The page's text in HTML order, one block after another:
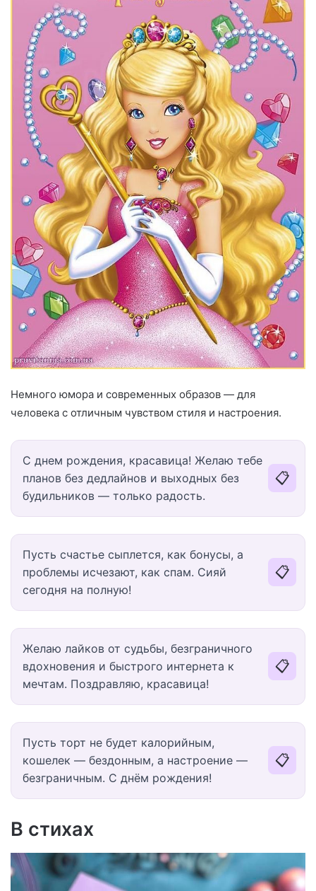
Немного юмора и современных образов — для
человека с отличным чувством стиля и настроения.
С днем рождения, красавица! Желаю тебе
планов без дедлайнов и выходных без
будильников — только радость.
📋
Пусть счастье сыплется, как бонусы, а
проблемы исчезают, как спам. Сияй
сегодня на полную!
📋
Желаю лайков от судьбы, безграничного
вдохновения и быстрого интернета к
мечтам. Поздравляю, красавица!
📋
Пусть торт не будет калорийным,
кошелек — бездонным, а настроение —
безграничным. С днём рождения!
📋
В стихах